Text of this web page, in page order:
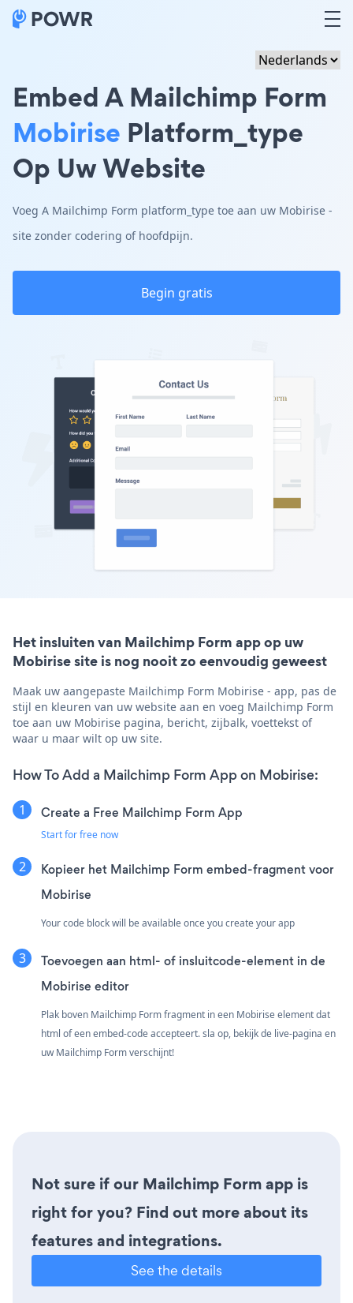
Embed A Mailchimp Form
Mobirise Platform_type
Op Uw Website
Voeg A Mailchimp Form platform_type toe aan uw Mobirise -
site zonder codering of hoofdpijn.
Begin gratis
Het insluiten van Mailchimp Form app op uw
Mobirise site is nog nooit zo eenvoudig geweest
Maak uw aangepaste Mailchimp Form Mobirise - app, pas de
stijl en kleuren van uw website aan en voeg Mailchimp Form
toe aan uw Mobirise pagina, bericht, zijbalk, voettekst of
waar u maar wilt op uw site.
How To Add a Mailchimp Form App on Mobirise:
Create a Free Mailchimp Form App
Start for free now
Kopieer het Mailchimp Form embed-fragment voor
Mobirise
Your code block will be available once you create your app
Toevoegen aan html- of insluitcode-element in de
Mobirise editor
Plak boven Mailchimp Form fragment in een Mobirise element dat
html of een embed-code accepteert. sla op, bekijk de live-pagina en
uw Mailchimp Form verschijnt!
Not sure if our Mailchimp Form app is
right for you? Find out more about its
features and integrations.
See the details